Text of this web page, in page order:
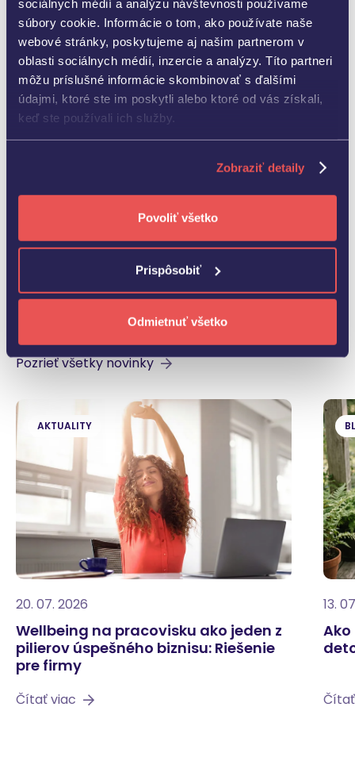
sociálnych médií a analýzu návštevnosti používame
súbory cookie. Informácie o tom, ako používate naše
webové stránky, poskytujeme aj našim partnerom v
oblasti sociálnych médií, inzercie a analýzy. Títo partneri
môžu príslušné informácie skombinovať s ďalšími
údajmi, ktoré ste im poskytli alebo ktoré od vás získali,
keď ste používali ich služby.
Zobraziť detaily
Povoliť všetko
Prispôsobiť
Odmietnuť všetko
Ďalšie aktuality
Pozrieť všetky novinky
AKTUALITY
20. 07. 2026
Wellbeing na pracovisku ako jeden z
pilierov úspešného biznisu: Riešenie
pre firmy
Čítať viac
13.